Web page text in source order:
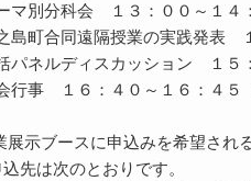
マ別分科会 １３：００～１４
島町合同遠隔授業の実践発表
パネルディスカッション １５
行事 １６：４０～１６：４５
示ブースに申込みを希望される
先は次のとおりです。